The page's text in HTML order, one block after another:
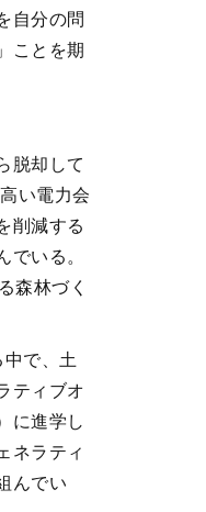
自分の問
ことを期
脱却して
い電力会
削減する
いる。
森林づく
で、土
ティブオ
に進学し
ネラティ
んでい